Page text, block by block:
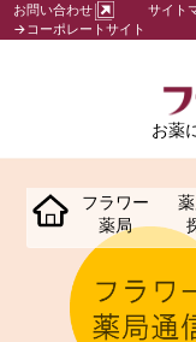
お薬
フラワー
薬局
お問い合わせ
サイト
→コーポレートサイト